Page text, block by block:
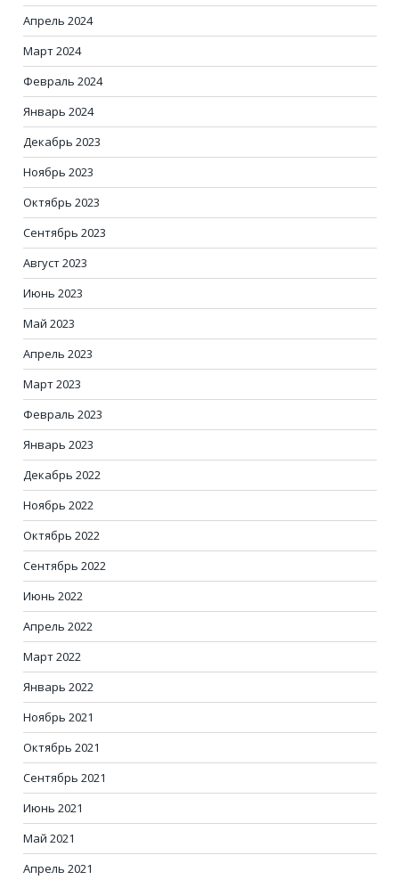
Апрель 2024
Март 2024
Февраль 2024
Январь 2024
Декабрь 2023
Ноябрь 2023
Октябрь 2023
Сентябрь 2023
Август 2023
Июнь 2023
Май 2023
Апрель 2023
Март 2023
Февраль 2023
Январь 2023
Декабрь 2022
Ноябрь 2022
Октябрь 2022
Сентябрь 2022
Июнь 2022
Апрель 2022
Март 2022
Январь 2022
Ноябрь 2021
Октябрь 2021
Сентябрь 2021
Июнь 2021
Май 2021
Апрель 2021